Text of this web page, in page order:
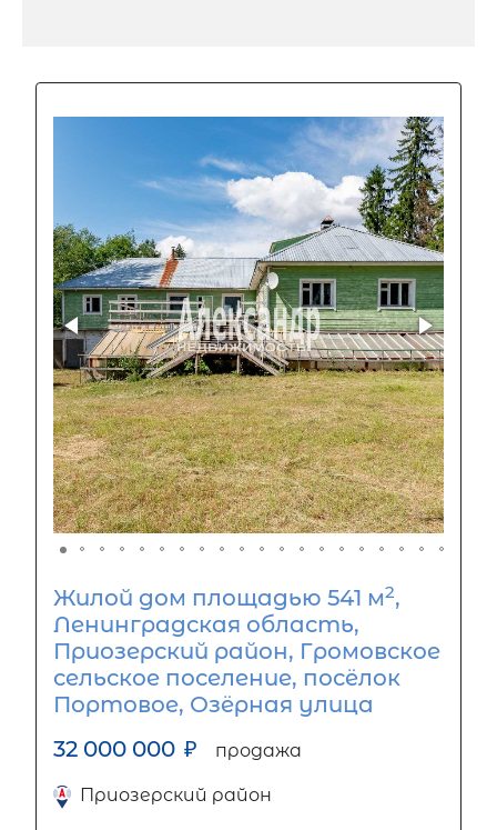
Жилой дом площадью 541 м2,
Ленинградская область,
Приозерский район, Громовское
сельское поселение, посёлок
Портовое, Озёрная улица
32 000 000 ₽ продажа
Приозерский район